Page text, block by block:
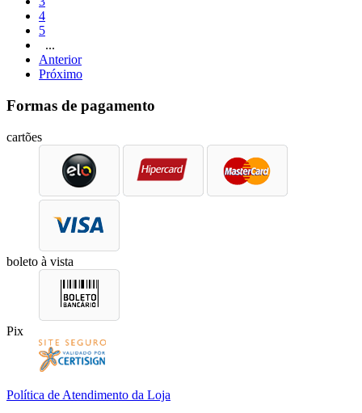
4
5
...
Anterior
Próximo
Formas de pagamento
cartões
boleto à vista
Pix
Política de Atendimento da Loja